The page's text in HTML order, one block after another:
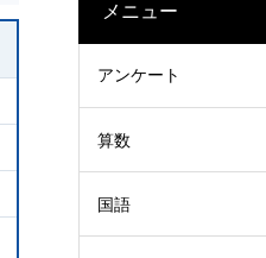
メニュー
アンケート
算数
国語